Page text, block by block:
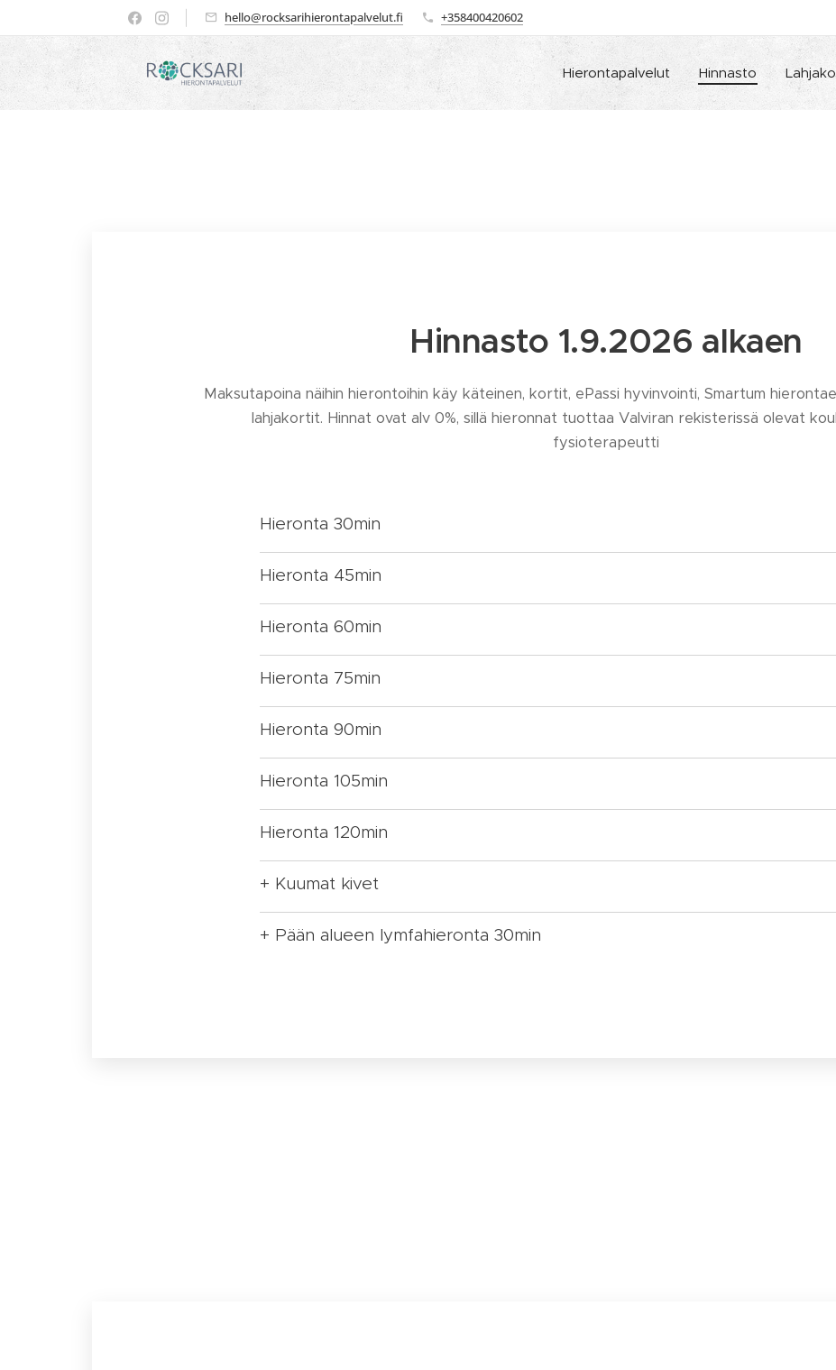
hello@rocksarihierontapalvelut.fi +358400420602
Hierontapalvelut Hinnasto
Hinnasto 1.9.2026 alkaen
Maksutapoina näihin hierontoihin käy käteinen, kortit, ePassi hyvinvointi, Smartum
lahjakortit. Hinnat ovat alv 0%, sillä hieronnat tuottaa Valviran rekisterissä olevat
fysioterapeutti
Hieronta 30min
Hieronta 45min
Hieronta 60min
Hieronta 75min
Hieronta 90min
Hieronta 105min
Hieronta 120min
+ Kuumat kivet
+ Pään alueen lymfahieronta 30min